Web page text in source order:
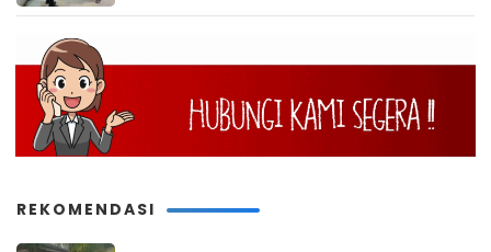
REKOMENDASI